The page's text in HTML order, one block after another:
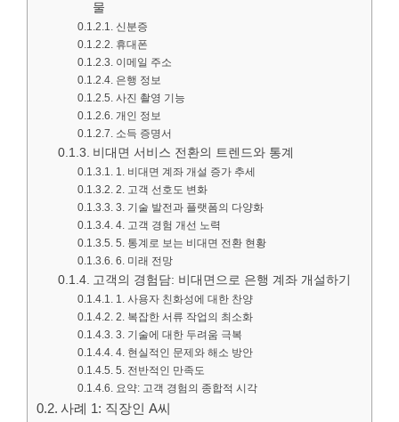
물
신분증
휴대폰
이메일 주소
은행 정보
사진 촬영 기능
개인 정보
소득 증명서
비대면 서비스 전환의 트렌드와 통계
1. 비대면 계좌 개설 증가 추세
2. 고객 선호도 변화
3. 기술 발전과 플랫폼의 다양화
4. 고객 경험 개선 노력
5. 통계로 보는 비대면 전환 현황
6. 미래 전망
고객의 경험담: 비대면으로 은행 계좌 개설하기
1. 사용자 친화성에 대한 찬양
2. 복잡한 서류 작업의 최소화
3. 기술에 대한 두려움 극복
4. 현실적인 문제와 해소 방안
5. 전반적인 만족도
요약: 고객 경험의 종합적 시각
사례 1: 직장인 A씨